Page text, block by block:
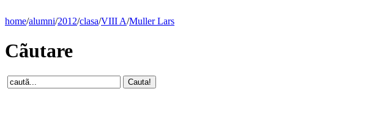
home/alumni/2012/clasa/VIII A/Muller Lars
Cãutare